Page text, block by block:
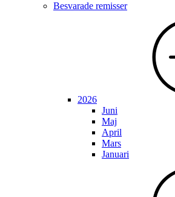
Besvarade remisser
2026
Juni
Maj
April
Mars
Januari